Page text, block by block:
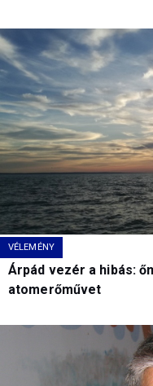
VÉLEMÉNY
Árpád vezér a hibás:
atomerőművet